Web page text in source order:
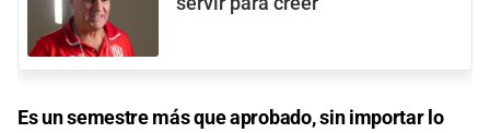
Es un semestre más que aprobado, sin importar lo